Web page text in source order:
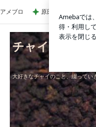
アメブロ 原田龍二の妻 夫と
チャイがすき
大好きなチャイのこと、綴ってい